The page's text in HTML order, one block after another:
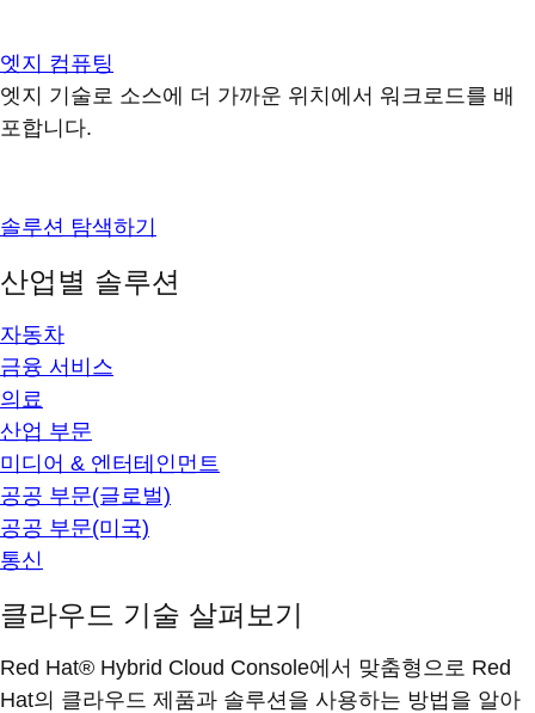
엣지 컴퓨팅
엣지 기술로 소스에 더 가까운 위치에서 워크로드를 배
포합니다.
솔루션 탐색하기
산업별 솔루션
자동차
금융 서비스
의료
산업 부문
미디어 & 엔터테인먼트
공공 부문(글로벌)
공공 부문(미국)
통신
클라우드 기술 살펴보기
Red Hat® Hybrid Cloud Console에서 맞춤형으로 Red
Hat의 클라우드 제품과 솔루션을 사용하는 방법을 알아